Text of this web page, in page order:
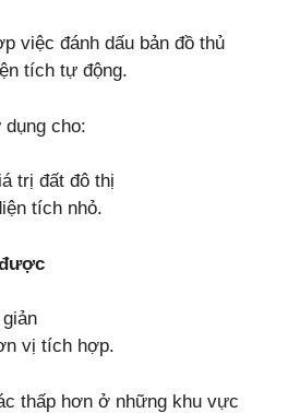
việc đánh dấu bản đồ thủ
tích tự động.
cho:
trị đất đô thị
tích nhỏ.
vị tích hợp.
thấp hơn ở những khu vực